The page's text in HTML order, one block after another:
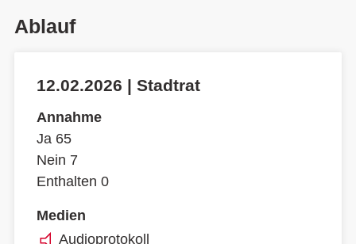
Ablauf
12.02.2026 | Stadtrat
Annahme
Ja 65
Nein 7
Enthalten 0
Medien
Audioprotokoll